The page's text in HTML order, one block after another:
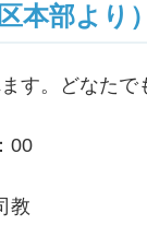
本部より）
す。どなたで
00
教